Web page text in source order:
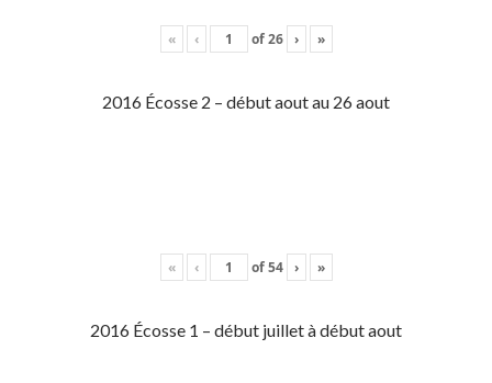
« ‹ of26 › »
2016 Écosse 2 – début aout au 26 aout
« ‹ of54 › »
2016 Écosse 1 – début juillet à début aout